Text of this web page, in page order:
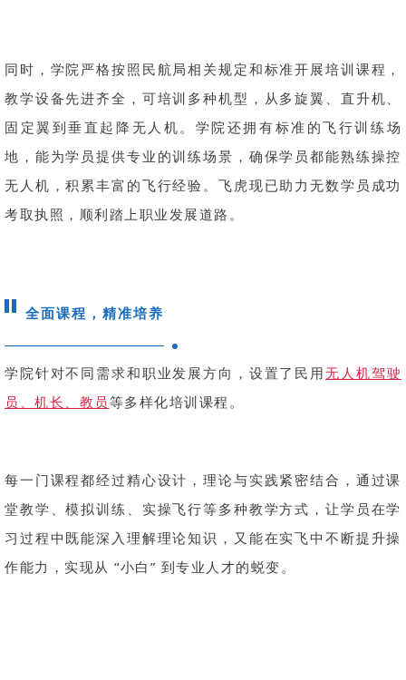
同时，学院严格按照民航局相关规定和标准开展培训课程，
教学设备先进齐全，可培训多种机型，从多旋翼、直升机、
固定翼到垂直起降无人机。学院还拥有标准的飞行训练场
地，能为学员提供专业的训练场景，确保学员都能熟练操控
无人机，积累丰富的飞行经验。飞虎现已助力无数学员成功
考取执照，顺利踏上职业发展道路。
全面课程，精准培养
学院针对不同需求和职业发展方向，设置了民用无人机驾驶
员、机长、教员等多样化培训课程。
每一门课程都经过精心设计，理论与实践紧密结合，通过课
堂教学、模拟训练、实操飞行等多种教学方式，让学员在学
习过程中既能深入理解理论知识，又能在实飞中不断提升操
作能力，实现从 “小白” 到专业人才的蜕变。